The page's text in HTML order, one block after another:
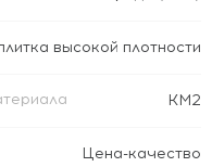
высокой плотности
КМ2
Цена-качество